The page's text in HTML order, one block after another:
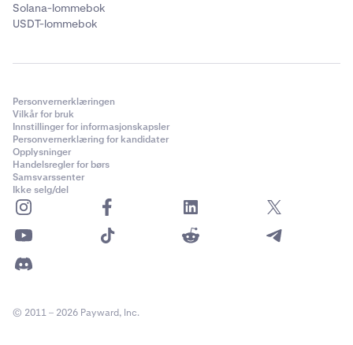
Solana-lommebok
USDT-lommebok
Personvernerklæringen
Vilkår for bruk
Innstillinger for informasjonskapsler
Personvernerklæring for kandidater
Opplysninger
Handelsregler for børs
Samsvarssenter
Ikke selg/del
© 2011 – 2026 Payward, Inc.